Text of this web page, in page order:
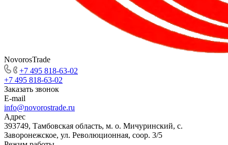
NovorosTrade
+7 495 818-63-02
+7 495 818-63-02
Заказать звонок
E-mail
info@novorostrade.ru
Адрес
393749, Тамбовская область, м. о. Мичуринский, с.
Заворонежское, ул. Революционная, соор. 3/5